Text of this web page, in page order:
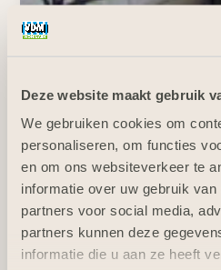
Deze website maakt gebruik
We gebruiken cookies om
personaliseren, om functies
en om ons websiteverkeer te
informatie over uw gebruik
partners voor social media,
partners kunnen deze
informatie die u aan ze heeft